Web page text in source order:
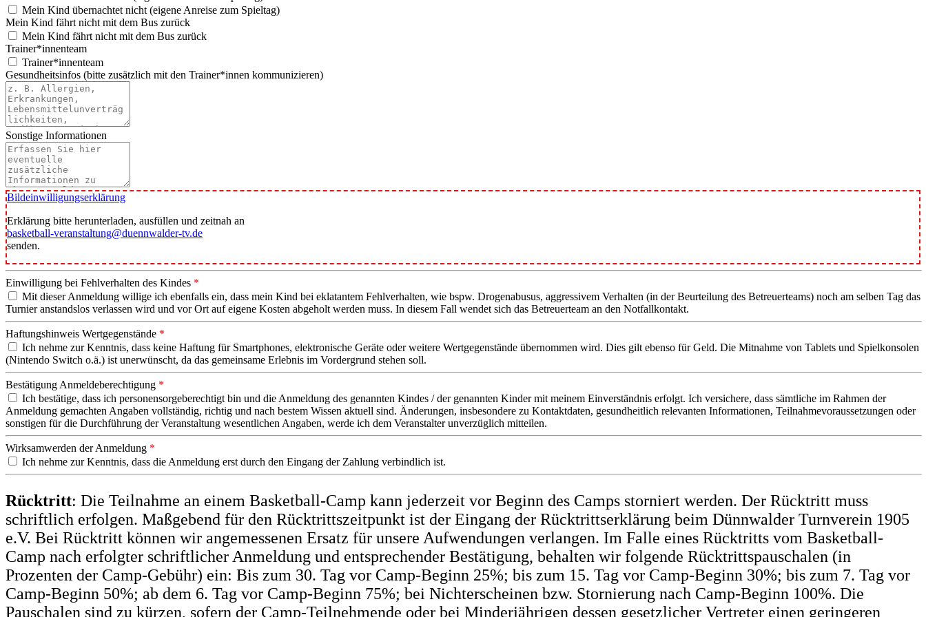
Mein Kind übernachtet nicht (eigene Anreise zum Spieltag)
Mein Kind fährt nicht mit dem Bus zurück
Mein Kind fährt nicht mit dem Bus zurück
Trainer*innenteam
Trainer*innenteam
Gesundheitsinfos (bitte zusätzlich mit den Trainer*innen kommunizieren)
Sonstige Informationen
Bildeinwilligungserklärung
Erklärung bitte herunterladen, ausfüllen und zeitnah an
basketball-veranstaltung@duennwalder-tv.de
senden.
Einwilligung bei Fehlverhalten des Kindes *
Mit dieser Anmeldung willige ich ebenfalls ein, dass mein Kind bei eklatantem Fehlverhalten, wie bspw. Drogenabusus, aggressivem Verhalten (in der Beurteilung des Betreuerteams) noch am selben Tag das
Turnier anstandslos verlassen wird und vor Ort auf eigene Kosten abgeholt werden muss. In diesem Fall wendet sich das Betreuerteam an den Notfallkontakt.
Haftungshinweis Wertgegenstände *
Ich nehme zur Kenntnis, dass keine Haftung für Smartphones, elektronische Geräte oder weitere Wertgegenstände übernommen wird. Dies gilt ebenso für Geld. Die Mitnahme von Tablets und Spielkonsolen
(Nintendo Switch o.ä.) ist unerwünscht, da das gemeinsame Erlebnis im Vordergrund stehen soll.
Bestätigung Anmeldeberechtigung *
Ich bestätige, dass ich personensorgeberechtigt bin und die Anmeldung des genannten Kindes / der genannten Kinder mit meinem Einverständnis erfolgt. Ich versichere, dass sämtliche im Rahmen der
Anmeldung gemachten Angaben vollständig, richtig und nach bestem Wissen aktuell sind. Änderungen, insbesondere zu Kontaktdaten, gesundheitlich relevanten Informationen, Teilnahmevoraussetzungen oder
sonstigen für die Durchführung der Veranstaltung wesentlichen Angaben, werde ich dem Veranstalter unverzüglich mitteilen.
Wirksamwerden der Anmeldung *
Ich nehme zur Kenntnis, dass die Anmeldung erst durch den Eingang der Zahlung verbindlich ist.
Rücktritt: Die Teilnahme an einem Basketball-Camp kann jederzeit vor Beginn des Camps storniert werden. Der Rücktritt muss
schriftlich erfolgen. Maßgebend für den Rücktrittszeitpunkt ist der Eingang der Rücktrittserklärung beim Dünnwalder Turnverein 1905
e.V. Bei Rücktritt können wir angemessenen Ersatz für unsere Aufwendungen verlangen. Im Falle eines Rücktritts vom Basketball-
Camp nach erfolgter schriftlicher Anmeldung und entsprechender Bestätigung, behalten wir folgende Rücktrittspauschalen (in
Prozenten der Camp-Gebühr) ein: Bis zum 30. Tag vor Camp-Beginn 25%; bis zum 15. Tag vor Camp-Beginn 30%; bis zum 7. Tag vor
Camp-Beginn 50%; ab dem 6. Tag vor Camp-Beginn 75%; bei Nichterscheinen bzw. Stornierung nach Camp-Beginn 100%. Die
Pauschalen sind zu kürzen, sofern der Camp-Teilnehmende oder bei Minderjährigen dessen gesetzlicher Vertreter einen geringeren